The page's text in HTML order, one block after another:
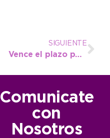
SIGUIENTE
Vence el plazo para adherirse a la moratoria por tasas urbanas
Comunicate
con
Nosotros